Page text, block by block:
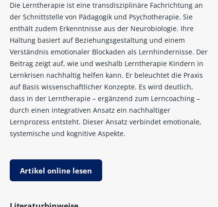
Die Lerntherapie ist eine transdisziplinäre Fachrichtung an
der Schnittstelle von Pädagogik und Psychotherapie. Sie
enthält zudem Erkenntnisse aus der Neurobiologie. Ihre
Haltung basiert auf Beziehungsgestaltung und einem
Verständnis emotionaler Blockaden als Lernhindernisse. Der
Beitrag zeigt auf, wie und weshalb Lerntherapie Kindern in
Lernkrisen nachhaltig helfen kann. Er beleuchtet die Praxis
auf Basis wissenschaftlicher Konzepte. Es wird deutlich,
dass in der Lerntherapie – ergänzend zum Lerncoaching –
durch einen integrativen Ansatz ein nachhaltiger
Lernprozess entsteht. Dieser Ansatz verbindet emotionale,
systemische und kognitive Aspekte.
Artikel online lesen